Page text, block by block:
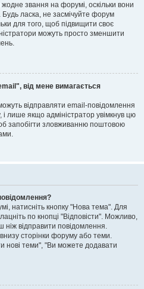
звання на форумі, оскільки вони
ласка, не засмічуйте форум
для того, щоб підвищити своє
можуть просто зменшити
від мене вимагається
відправляти email-повідомлення
лише якщо адміністратор увімкнув цю
запобігти зловживанню поштовою
натисніть кнопку "Нова тема". Для
по кнопці "Відповісти". Можливо,
ніж відправити повідомлення.
сторінки форуму або теми.
нові теми", "Ви можете додавати